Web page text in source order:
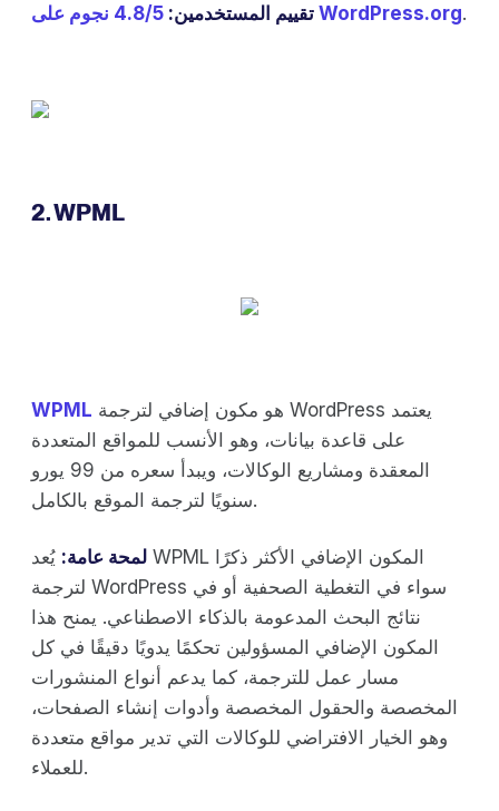
تقييم المستخدمين: 4.8/5 نجوم على WordPress.org.
2. WPML
WPML
على قاعدة بيانات، وهو الأنسب للمواقع المتعددة
المعقدة ومشاريع الوكالات، ويبدأ سعره من 99 يورو
سنويًا لترجمة الموقع بالكامل.
لمحة عامة: يُعد WPML المكون الإضافي الأكثر ذكرًا
لترجمة WordPress سواء في التغطية الصحفية أو في
نتائج البحث المدعومة بالذكاء الاصطناعي. يمنح هذا
المكون الإضافي المسؤولين تحكمًا يدويًا دقيقًا في كل
مسار عمل للترجمة، كما يدعم أنواع المنشورات
المخصصة والحقول المخصصة وأدوات إنشاء الصفحات،
وهو الخيار الافتراضي للوكالات التي تدير مواقع متعددة
للعملاء.